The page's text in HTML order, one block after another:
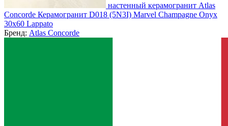
настенный керамогранит Atlas
Concorde Керамогранит D018 (5N3I) Marvel Champagne Onyx
30x60 Lappato
Бренд: Atlas Concorde